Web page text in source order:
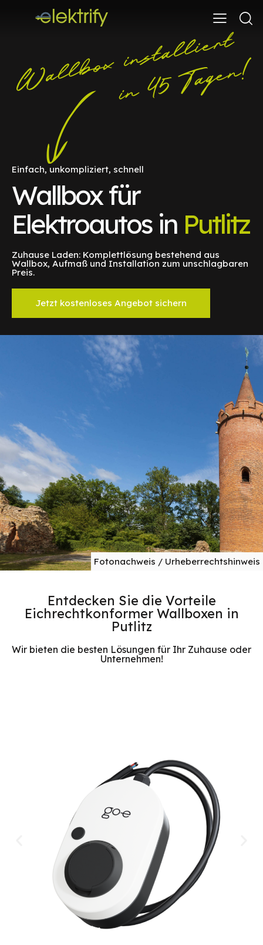
Einfach, unkompliziert, schnell
Wallbox für
Elektroautos in Putlitz
Zuhause Laden: Komplettlösung bestehend aus
Wallbox, Aufmaß und Installation zum unschlagbaren
Preis.
Jetzt kostenloses Angebot sichern
Fotonachweis / Urheberrechtshinweis
Entdecken Sie die Vorteile
Eichrechtkonformer Wallboxen in
Putlitz
Wir bieten die besten Lösungen für Ihr Zuhause oder
Unternehmen!